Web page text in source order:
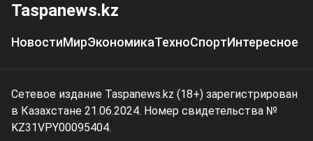
Taspanews.kz
НовостиМирЭкономикаТехноСпортИнтересное
Сетевое издание Taspanews.kz (18+) зарегистрирован
в Казахстане 21.06.2024. Номер свидетельства №
KZ31VPY00095404.